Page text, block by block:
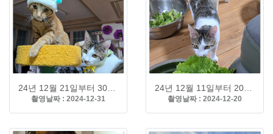
촬영날짜 : 2024-12-31 촬영날짜 : 2024-12-20